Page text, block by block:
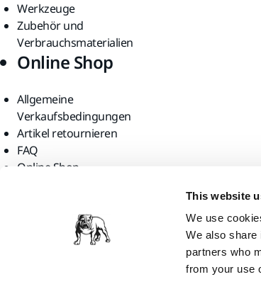
This website
We use
We also share
partners who
from your use
Werkzeuge
Zubehör und
Verbrauchsmaterialien
Online Shop
Allgemeine
Verkaufsbedingungen
Artikel retournieren
FAQ
Online Shop